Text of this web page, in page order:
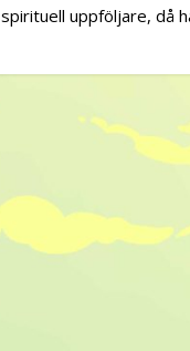
spirituell uppföljare, då